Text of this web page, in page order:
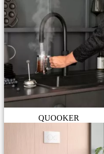
QUOOKER